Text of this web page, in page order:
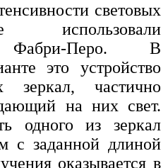
световых
Фабри-Перо. В
это устройство
зеркал, частично
на них свет.
одного из зеркал
с заданной длиной
оказывается в